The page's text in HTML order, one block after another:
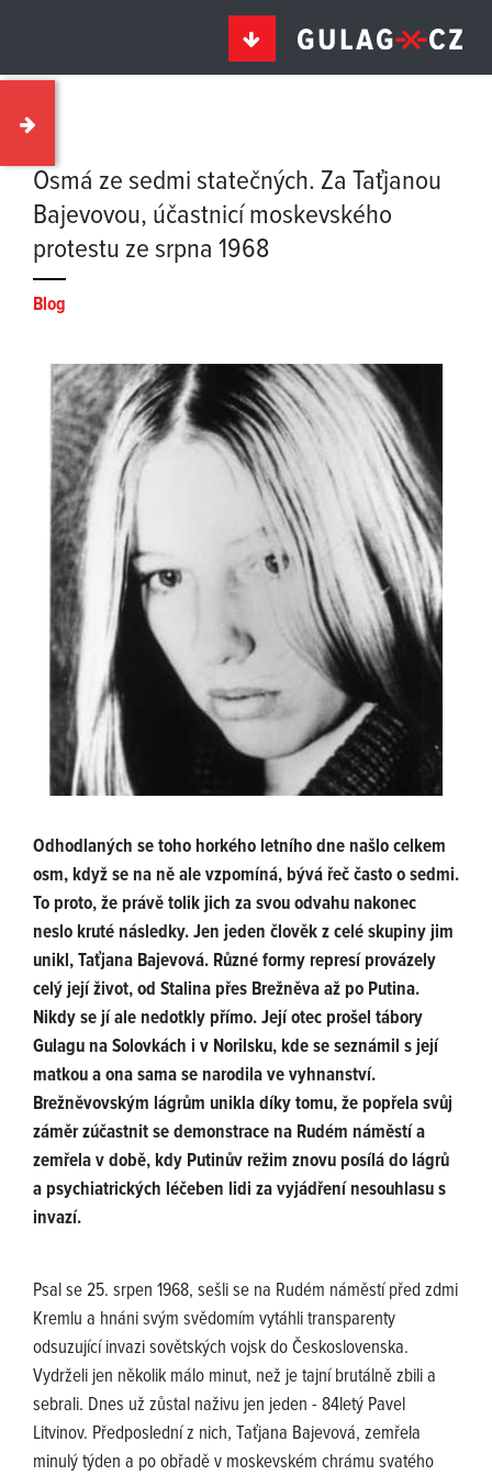
Osmá ze sedmi statečných. Za Taťjanou
Bajevovou, účastnicí moskevského
protestu ze srpna 1968
Blog
Odhodlaných se toho horkého letního dne našlo celkem
osm, když se na ně ale vzpomíná, bývá řeč často o sedmi.
To proto, že právě tolik jich za svou odvahu nakonec
neslo kruté následky. Jen jeden člověk z celé skupiny jim
unikl, Taťjana Bajevová. Různé formy represí provázely
celý její život, od Stalina přes Brežněva až po Putina.
Nikdy se jí ale nedotkly přímo. Její otec prošel tábory
Gulagu na Solovkách i v Norilsku, kde se seznámil s její
matkou a ona sama se narodila ve vyhnanství.
Brežněvovským lágrům unikla díky tomu, že popřela svůj
záměr zúčastnit se demonstrace na Rudém náměstí a
zemřela v době, kdy Putinův režim znovu posílá do lágrů
a psychiatrických léčeben lidi za vyjádření nesouhlasu s
invazí.
Psal se 25. srpen 1968, sešli se na Rudém náměstí před zdmi
Kremlu a hnáni svým svědomím vytáhli transparenty
odsuzující invazi sovětských vojsk do Československa.
Vydrželi jen několik málo minut, než je tajní brutálně zbili a
sebrali. Dnes už zůstal naživu jen jeden - 84letý Pavel
Litvinov. Předposlední z nich, Taťjana Bajevová, zemřela
minulý týden a po obřadě v moskevském chrámu svatého